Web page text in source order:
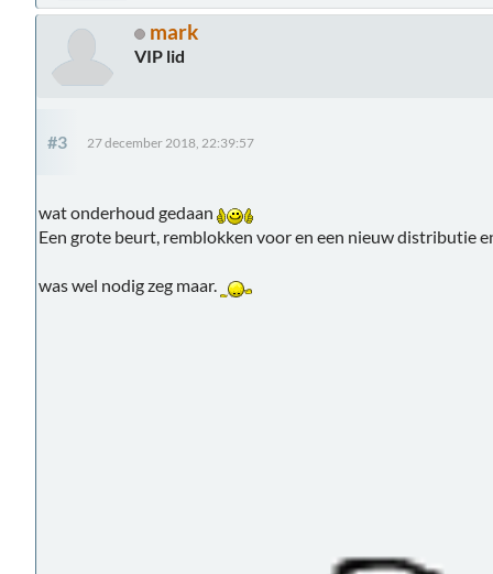
mark
VIP lid
#3 27 december 2018, 22:39:57
wat onderhoud gedaan
Een grote beurt, remblokken voor en een nieuw distributie
was wel nodig zeg maar.